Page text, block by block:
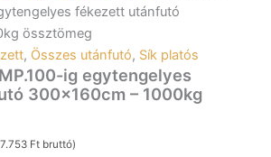
fékezett utánfutó
össztömeg
, Összes utánfutó, Sík platós
ig egytengelyes
300x160cm – 1000kg
Ft bruttó)